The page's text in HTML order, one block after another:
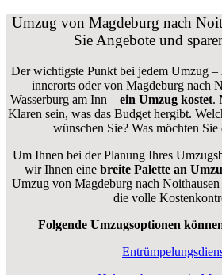
Umzug von Magdeburg nach
Sie Angebote und
Der wichtigste Punkt bei jedem Umzug –
innerorts oder von Magdeburg nach
Wasserburg am Inn – ein Umzug kostet.
Klaren sein, was das Budget hergibt.
wünschen Sie? Was möchten Sie
Um Ihnen bei der Planung Ihres
wir Ihnen eine breite Palette an
Umzug von Magdeburg nach
die volle
Folgende Umzugsoptionen